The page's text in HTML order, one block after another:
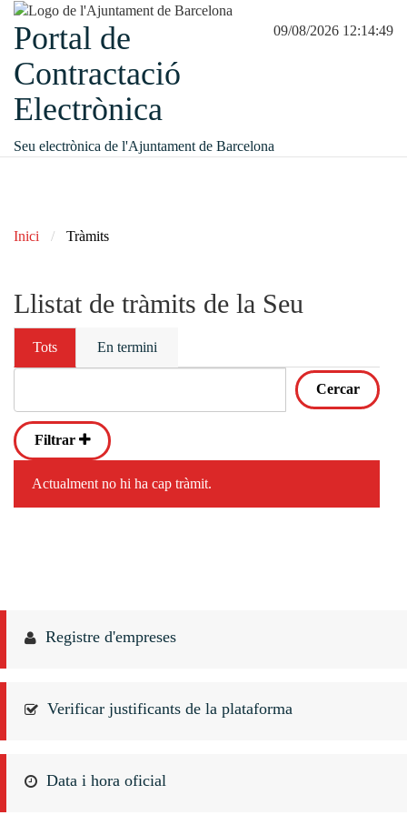
09/08/2026 12:14:49
Portal de
Contractació
Electrònica
Seu electrònica de l'Ajuntament de Barcelona
Inici Tràmits
Llistat de tràmits de la Seu
Tots En termini
Filtrar
Actualment no hi ha cap tràmit.
Registre d'empreses
Verificar justificants de la plataforma
Data i hora oficial